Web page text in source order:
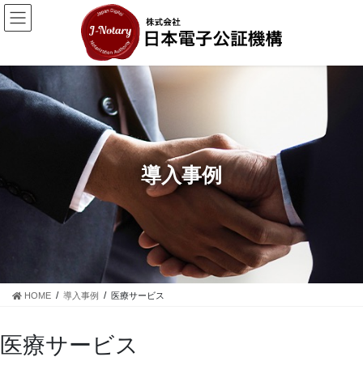
コ
ン
ツ
に
ナ
ビ
シ
ョ
導入事例
HOME 導入事例 医療サービス
医療サービス